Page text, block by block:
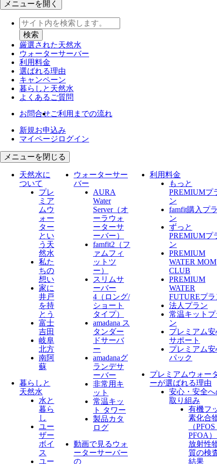
メニューを開く
厳選された天然水
ウォーターサーバー
利用料金
選ばれる理由
キャンペーン
暮らしと天然水
よくあるご質問
お問合せご利用までの流れ
新規お申込み
マイページログイン
メニューを閉じる
天然水に
ついて
プレ
ミア
ムウ
ォー
ター
とい
う天
然水
私た
ちの
想い
家に
井戸
を持
とう
富士
吉田
岐阜
北方
南阿
蘇
暮らしと
天然水
水と
暮ら
し
ユー
ザー
ボイ
ス
ユー
ウォーターサー
バー
AURA
Water
Server​（オ
ーラウォ
ーターサ
ーバー）
famfit2（フ
ァムフィ
ットツ
ー）
スリムサ
ーバー
4（ロング/
ショート
タイプ）
amadana ス
タンダー
ドサーバ
ー
amadanaグ
ランデサ
ーバー
非常用キ
ット
常温キッ
ト タワー
製品カタ
ログ
動画で見るウォ
ーターサーバー
の
利用料金
もっと
PREMIUMプ
ン
famfit購入プ
ン
ずっと
PREMIUMプ
ン
PREMIUM
WATER MOM
CLUB
PREMIUM
WATER
FUTUREプラ
法人プラン
常温キットプ
ン
プレミアム安
サポート
プレミアム安
パック
プレミアムウォー
ーが選ばれる理由
安心・安全へ
取り組み
有機フ
素化合
（
PFOA
放射性
質の検
結果